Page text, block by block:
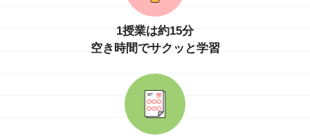
1授業は約15分
空き時間でサクッと学習